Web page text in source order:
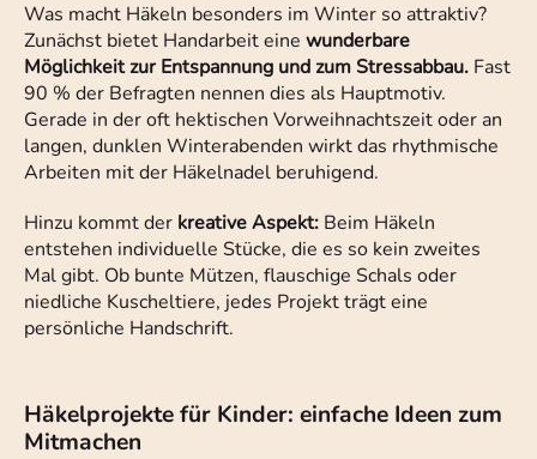
Was macht Häkeln besonders im Winter so attraktiv?
Zunächst bietet Handarbeit eine wunderbare
Möglichkeit zur Entspannung und zum Stressabbau. Fast
90 % der Befragten nennen dies als Hauptmotiv.
Gerade in der oft hektischen Vorweihnachtszeit oder an
langen, dunklen Winterabenden wirkt das rhythmische
Arbeiten mit der Häkelnadel beruhigend.
Hinzu kommt der kreative Aspekt: Beim Häkeln
entstehen individuelle Stücke, die es so kein zweites
Mal gibt. Ob bunte Mützen, flauschige Schals oder
niedliche Kuscheltiere, jedes Projekt trägt eine
persönliche Handschrift.
Häkelprojekte für Kinder: einfache Ideen zum
Mitmachen